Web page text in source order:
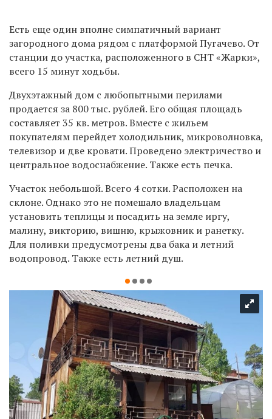
Есть еще один вполне симпатичный вариант
загородного дома рядом с платформой Пугачево. От
станции до участка, расположенного в СНТ «Жарки»,
всего 15 минут ходьбы.
Двухэтажный дом с любопытными перилами
продается за 800 тыс. рублей. Его общая площадь
составляет 35 кв. метров. Вместе с жильем
покупателям перейдет холодильник, микроволновка,
телевизор и две кровати. Проведено электричество и
центральное водоснабжение. Также есть печка.
Участок небольшой. Всего 4 сотки. Расположен на
склоне. Однако это не помешало владельцам
установить теплицы и посадить на земле иргу,
малину, викторию, вишню, крыжовник и ранетку.
Для поливки предусмотрены два бака и летний
водопровод. Также есть летний душ.